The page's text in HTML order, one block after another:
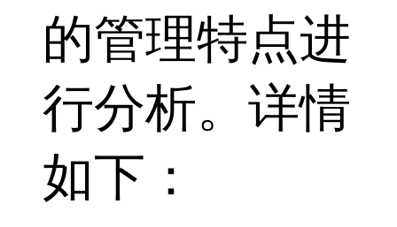
的管理特点进
行分析。详情
如下：